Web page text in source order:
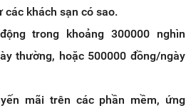
khách sạn có sao.
trong khoảng 300000 nghìn
thường, hoặc 500000 đồng/ngày
mãi trên các phần mềm, ứng